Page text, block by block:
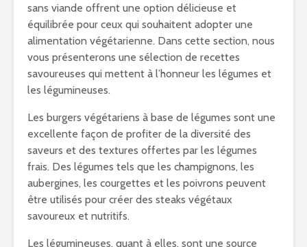
sans viande offrent une option délicieuse et
équilibrée pour ceux qui souhaitent adopter une
alimentation végétarienne. Dans cette section, nous
vous présenterons une sélection de recettes
savoureuses qui mettent à l’honneur les légumes et
les légumineuses.
Les burgers végétariens à base de légumes sont une
excellente façon de profiter de la diversité des
saveurs et des textures offertes par les légumes
frais. Des légumes tels que les champignons, les
aubergines, les courgettes et les poivrons peuvent
être utilisés pour créer des steaks végétaux
savoureux et nutritifs.
Les légumineuses, quant à elles, sont une source